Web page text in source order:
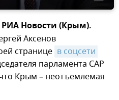
Новости (Крым).
Аксенов
странице в соцсети
парламента САР
Крым – неотъемлемая